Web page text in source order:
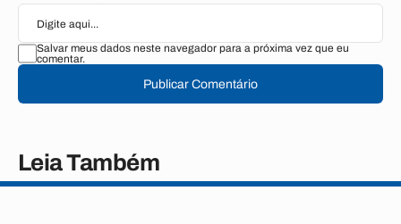
Salvar meus dados neste navegador para a próxima vez que eu
comentar.
Publicar Comentário
Leia Também